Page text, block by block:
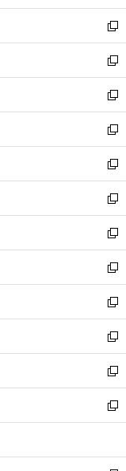
開
く
ウ
で
開
く
ン
ド
ウ
で
開
く
新
し
い
ウ
ィ
ン
ド
ウ
で
開
く
新
し
い
ウ
ィ
ン
ド
ウ
で
開
く
新
し
い
ウ
ィ
ン
ド
ウ
で
開
く
新
し
い
ウ
ィ
ン
ド
ウ
で
開
く
新
し
い
ウ
ィ
ン
ド
ウ
で
開
く
新
し
い
ウ
ィ
ン
ド
ウ
で
開
く
新
し
い
ウ
ィ
ン
ド
ウ
で
開
く
新
し
い
ウ
ィ
ン
ド
ウ
で
開
新
し
い
ウ
ィ
ン
ド
ウ
開
新
し
い
ウ
ィ
ン
ウ
新
し
い
ウ
ン
新
し
ウ